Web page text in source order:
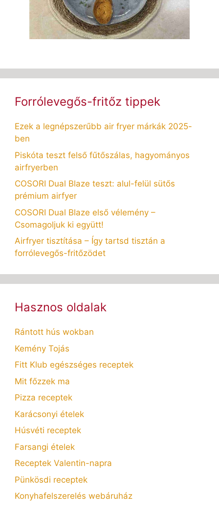
Forrólevegős-fritőz tippek
Ezek a legnépszerűbb air fryer márkák 2025-
ben
Piskóta teszt felső fűtőszálas, hagyományos
airfryerben
COSORI Dual Blaze teszt: alul-felül sütős
prémium airfyer
COSORI Dual Blaze első vélemény –
Csomagoljuk ki együtt!
Airfryer tisztítása – Így tartsd tisztán a
forrólevegős-fritőzödet
Hasznos oldalak
Rántott hús wokban
Kemény Tojás
Fitt Klub egészséges receptek
Mit főzzek ma
Pizza receptek
Karácsonyi ételek
Húsvéti receptek
Farsangi ételek
Receptek Valentin-napra
Pünkösdi receptek
Konyhafelszerelés webáruház